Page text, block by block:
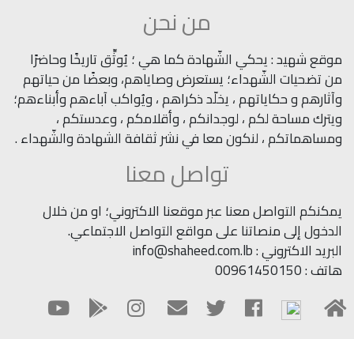
من نحن
موقع شهيد : يحكي الشّهادة كما هي ؛ يُوثِّق تاريخًا وحاضرًا
من تضحيات الشّهداء؛ يستعرض وصاياهم، وبعضًا من حياتهم
وآثارهم و حكاياتهم ، يخلّد ذكراهم ، ويُواكب آباءهم وأبناءهم؛
ويترك مساحة لكم ، لوجدانكم ، وأقلامكم ، وعدستكم ،
ومساهماتكم ، لنكون معا في نشر ثقافة الشهادة والشّهداء .
تواصل معنا
يمكنكم التواصل معنا عبر موقعنا الاكتروني؛ او من خلال
الدخول إلى منصاتنا على مواقع التواصل الاجتماعي.
البريد الاكتروني : info@shaheed.com.lb
هاتف : 00961450150